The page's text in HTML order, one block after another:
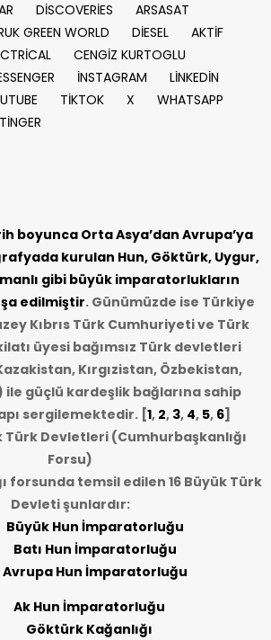
DİSCOVERİES
ARSASAT
GREEN WORLD DİESEL
AKTİF
CENGİZ KURTOGLU
İNSTAGRAM
LİNKEDİN
TİKTOK X
WHATSAPP
boyunca Orta Asya’dan Avrupa’ya
kurulan Hun, Göktürk, Uygur,
gibi büyük imparatorlukların
edilmiştir. Günümüzde ise Türkiye
Kıbrıs Türk Cumhuriyeti ve Türk
üyesi bağımsız Türk devletleri
Kırgızistan, Özbekistan,
güçlü kardeşlik bağlarına sahip
sergilemektedir. [1, 2, 3, 4, 5, 6]
Devletleri (Cumhurbaşkanlığı
Forsu)
forsunda temsil edilen 16 Büyük Türk
Devleti şunlardır:
Büyük Hun İmparatorluğu
Batı Hun İmparatorluğu
Avrupa Hun İmparatorluğu
Ak Hun İmparatorluğu
Göktürk Kağanlığı